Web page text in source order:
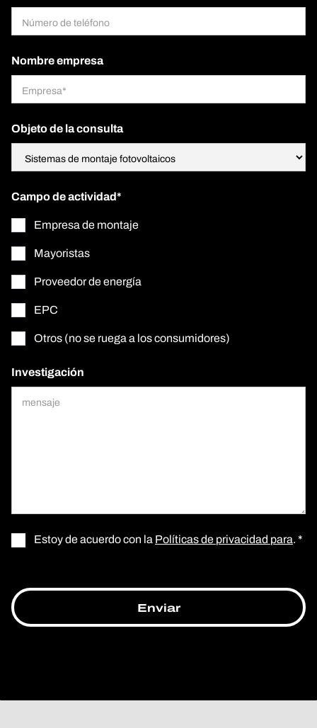
Nombre empresa
Objeto de la consulta
Campo de actividad*
Empresa de montaje
Mayoristas
Proveedor de energía
EPC
Otros (no se ruega a los consumidores)
Investigación
Estoy de acuerdo con la Políticas de privacidad para. *